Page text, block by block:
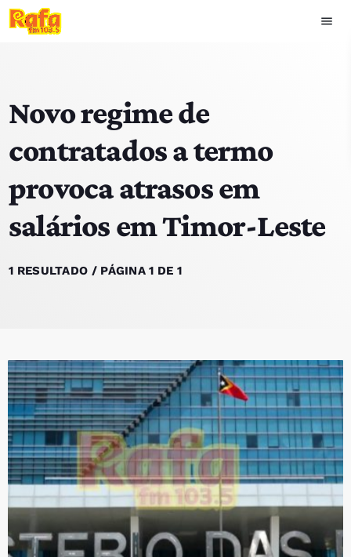
menu
play_arrow
HOME
NOTÍCIAS
EQUIPA
PROGRAMAS
VIDEOS
EVENTOS
CONTACTOS
PORTUGUÊS keyboard_arrow_down
Novo regime de
contratados a termo
provoca atrasos em
salários em Timor-Leste
1 RESULTADO / PÁGINA 1 DE 1